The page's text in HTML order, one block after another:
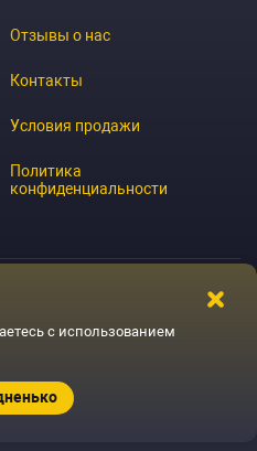
Отзывы о нас
Контакты
Условия продажи
Политика
конфиденциальности
с использованием